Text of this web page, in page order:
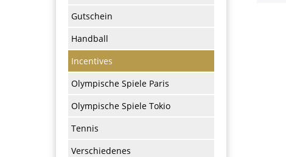
Gutschein
Handball
Incentives
Olympische Spiele Paris
Olympische Spiele Tokio
Tennis
Verschiedenes